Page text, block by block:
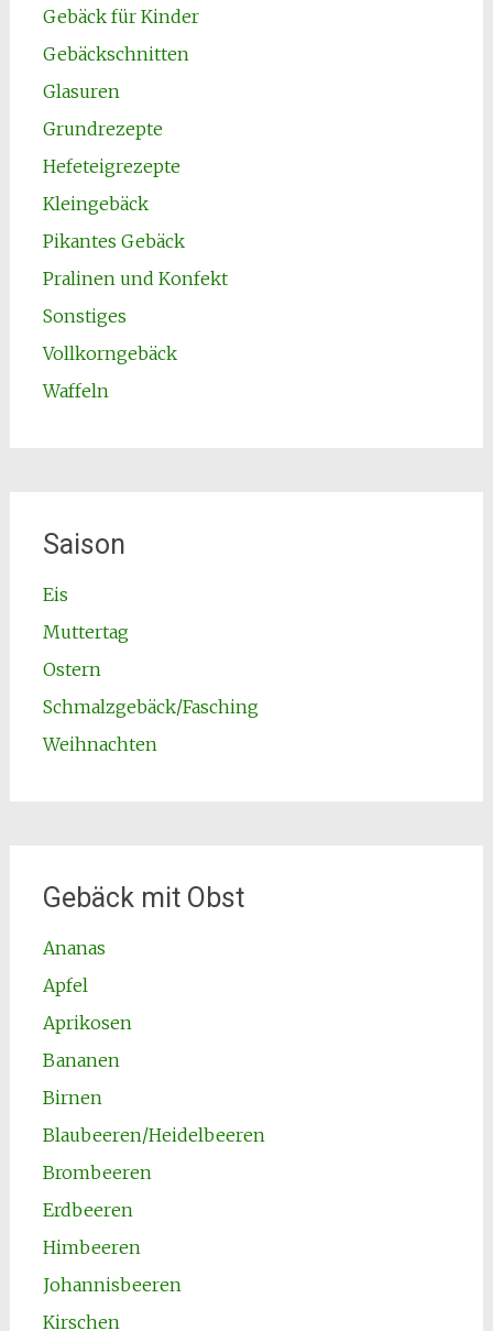
Gebäck für Kinder
Gebäckschnitten
Glasuren
Grundrezepte
Hefeteigrezepte
Kleingebäck
Pikantes Gebäck
Pralinen und Konfekt
Sonstiges
Vollkorngebäck
Waffeln
Saison
Eis
Muttertag
Ostern
Schmalzgebäck/Fasching
Weihnachten
Gebäck mit Obst
Ananas
Apfel
Aprikosen
Bananen
Birnen
Blaubeeren/Heidelbeeren
Brombeeren
Erdbeeren
Himbeeren
Johannisbeeren
Kirschen